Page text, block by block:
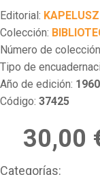
Editorial: KAPELUSZ
Colección:
Número de
Tipo de
Año de edición: 1960
Código: 37425
30,00
Categorías: